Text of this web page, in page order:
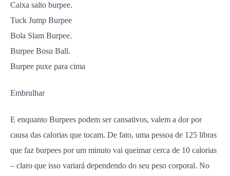
Caixa salto burpee.
Tuck Jump Burpee
Bola Slam Burpee.
Burpee Bosu Ball.
Burpee puxe para cima
Embrulhar
E enquanto Burpees podem ser cansativos, valem a dor por
causa das calorias que tocam. De fato, uma pessoa de 125 libras
que faz burpees por um minuto vai queimar cerca de 10 calorias
– claro que isso variará dependendo do seu peso corporal. No